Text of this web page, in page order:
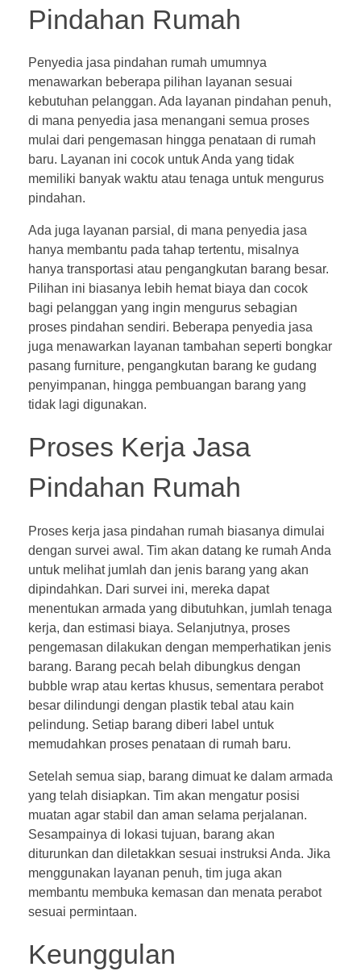
Pindahan Rumah
Penyedia jasa pindahan rumah umumnya
menawarkan beberapa pilihan layanan sesuai
kebutuhan pelanggan. Ada layanan pindahan penuh,
di mana penyedia jasa menangani semua proses
mulai dari pengemasan hingga penataan di rumah
baru. Layanan ini cocok untuk Anda yang tidak
memiliki banyak waktu atau tenaga untuk mengurus
pindahan.
Ada juga layanan parsial, di mana penyedia jasa
hanya membantu pada tahap tertentu, misalnya
hanya transportasi atau pengangkutan barang besar.
Pilihan ini biasanya lebih hemat biaya dan cocok
bagi pelanggan yang ingin mengurus sebagian
proses pindahan sendiri. Beberapa penyedia jasa
juga menawarkan layanan tambahan seperti bongkar
pasang furniture, pengangkutan barang ke gudang
penyimpanan, hingga pembuangan barang yang
tidak lagi digunakan.
Proses Kerja Jasa
Pindahan Rumah
Proses kerja jasa pindahan rumah biasanya dimulai
dengan survei awal. Tim akan datang ke rumah Anda
untuk melihat jumlah dan jenis barang yang akan
dipindahkan. Dari survei ini, mereka dapat
menentukan armada yang dibutuhkan, jumlah tenaga
kerja, dan estimasi biaya. Selanjutnya, proses
pengemasan dilakukan dengan memperhatikan jenis
barang. Barang pecah belah dibungkus dengan
bubble wrap atau kertas khusus, sementara perabot
besar dilindungi dengan plastik tebal atau kain
pelindung. Setiap barang diberi label untuk
memudahkan proses penataan di rumah baru.
Setelah semua siap, barang dimuat ke dalam armada
yang telah disiapkan. Tim akan mengatur posisi
muatan agar stabil dan aman selama perjalanan.
Sesampainya di lokasi tujuan, barang akan
diturunkan dan diletakkan sesuai instruksi Anda. Jika
menggunakan layanan penuh, tim juga akan
membantu membuka kemasan dan menata perabot
sesuai permintaan.
Keunggulan